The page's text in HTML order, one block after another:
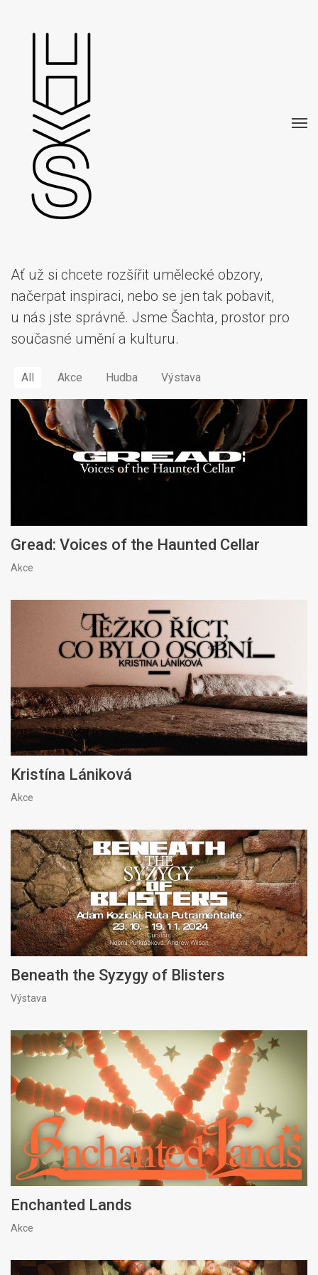
Ať už si chcete rozšířit umělecké obzory,
načerpat inspiraci, nebo se jen tak pobavit,
u nás jste správně. Jsme Šachta, prostor pro
současné umění a kulturu.
All Akce Hudba Výstava
Gread: Voices of the Haunted Cellar
Akce
Kristína Lániková
Akce
Beneath the Syzygy of Blisters
Výstava
Enchanted Lands
Akce